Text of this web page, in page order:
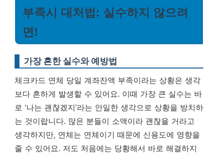
부족시 대처법: 실수하지 않으려
면!
가장 흔한 실수와 예방법
체크카드 연체 당일 계좌잔액 부족이라는 상황은 생각
보다 흔하게 발생할 수 있어요. 이때 가장 큰 실수는 바
로 ‘나는 괜찮겠지’라는 안일한 생각으로 상황을 방치하
는 것이랍니다. 많은 분들이 소액이라 괜찮을 거라고
생각하지만, 연체는 연체이기 때문에 신용도에 영향을
줄 수 있어요. 저도 처음에는 당황해서 바로 해결하지